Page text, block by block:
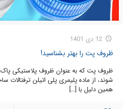
12 دی 1401
ظروف پت را بهتر بشناسید!
ظروف پت که به عنوان ظروف پلاستیکی
شوند، از ماده پلیمری پلی اتیلن ترفتالات
همین دلیل با […]